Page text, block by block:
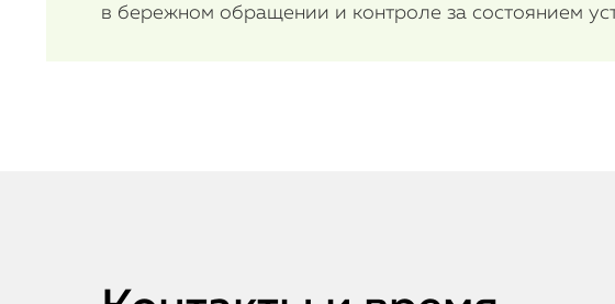
в бережном обращении и контроле за состоянием